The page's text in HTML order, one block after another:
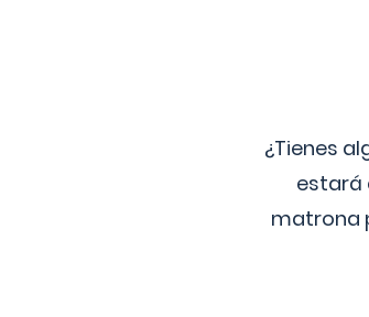
¿Tienes
estará
matrona